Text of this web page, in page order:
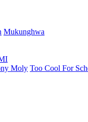
Mukunghwa
Moly Too Cool For